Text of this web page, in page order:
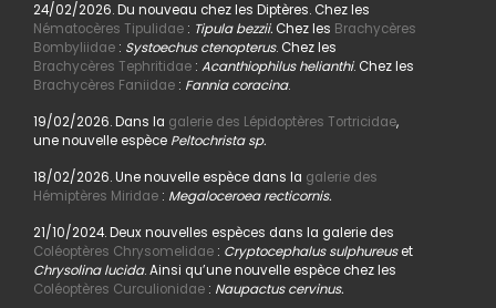
24/02/2026. Du nouveau chez les Diptères. Chez les
Nématocères Tipulidae: Tipula bezzii. Chez les Brachycères
Bombyliidae: Systoechus ctenopterus. Chez les
Brachycères Tephritidae: Acanthiophilus helianthi. Chez les
Brachycères Faniidae: Fannia coracina.
19/02/2026. Dans la galerie des Lépidoptères Tortricidae,
une nouvelle espèce Peltochrista sp.
18/02/2026. Une nouvelle espèce dans la galerie des
Hémiptères Miridae: Megaloceroea recticornis.
21/10/2024. Deux nouvelles espèces dans la galerie des
Coléoptères Chrysomelidae: Cryptocephalus sulphureuset
Chrysolina lucida. Ainsi qu’une nouvelle espèce chez les
Coléoptères Curculionidae : Naupactus cervinus.